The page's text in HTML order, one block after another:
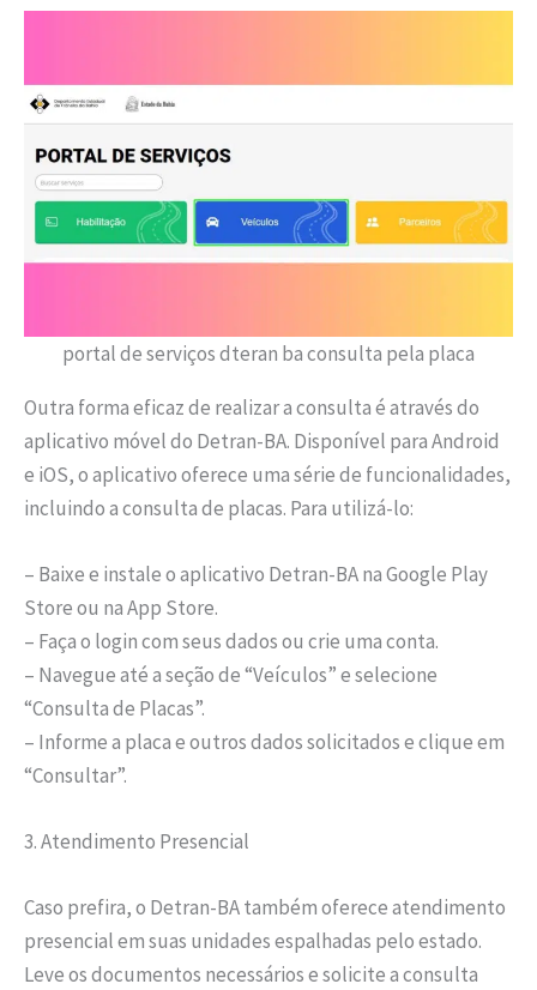
portal de serviços dteran ba consulta pela placa
Outra forma eficaz de realizar a consulta é através do
aplicativo móvel do Detran-BA. Disponível para Android
e iOS, o aplicativo oferece uma série de funcionalidades,
incluindo a consulta de placas. Para utilizá-lo:
– Baixe e instale o aplicativo Detran-BA na Google Play
Store ou na App Store.
– Faça o login com seus dados ou crie uma conta.
– Navegue até a seção de “Veículos” e selecione
“Consulta de Placas”.
– Informe a placa e outros dados solicitados e clique em
“Consultar”.
3. Atendimento Presencial
Caso prefira, o Detran-BA também oferece atendimento
presencial em suas unidades espalhadas pelo estado.
Leve os documentos necessários e solicite a consulta